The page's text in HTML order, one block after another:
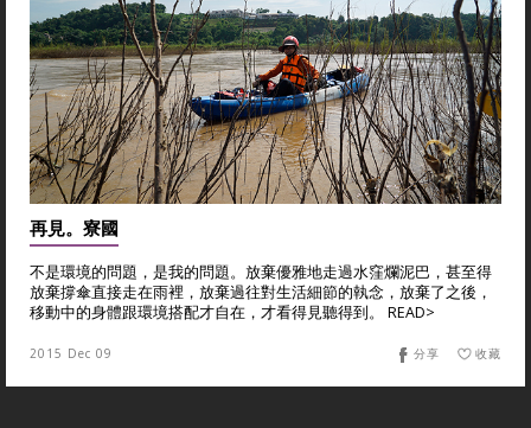
再見。寮國
不是環境的問題，是我的問題。放棄優雅地走過水窪爛泥巴，甚至得
放棄撐傘直接走在雨裡，放棄過往對生活細節的執念，放棄了之後，
移動中的身體跟環境搭配才自在，才看得見聽得到。 READ>
2015 Dec 09 收藏
分享